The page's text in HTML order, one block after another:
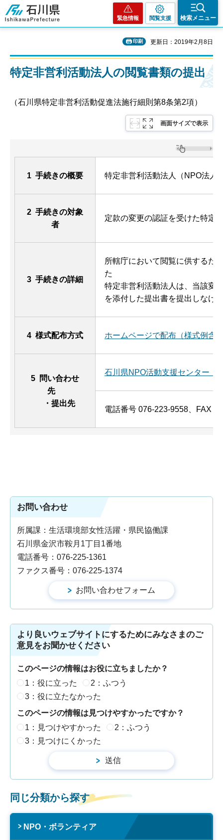
石川県
緊急情報 閲覧支援 検索メニュー
印刷 更新日：2019年2月8日
特定非営利活動法人の閲覧書類の提出
（石川県特定非営利活動促進法施行細則第8条第2項）
画面サイズで表示
1 手続きの概要 特定非営利活動法人（NPO法人
2 手続きの対象
者
定款の変更の認証を受けた特定
3 手続きの詳細
所轄庁において閲覧に供するた
た
特定非営利活動法人は、当該変
を添付した提出書を提出しなけ
4 様式配布方式 ホームページで配布（様式例含
5 問い合わせ
先
・提出先
石川県NPO活動支援センター（
電話番号 076-223-9558、FAX
お問い合わせ
所属課：生活環境部女性活躍・県民協働課
石川県金沢市鞍月1丁目1番地
電話番号：076-225-1361
ファクス番号：076-225-1374
より良いウェブサイトにするためにみなさまのご
意見をお聞かせください
このページの情報はお役に立ちましたか？
1：役に立った
2：ふつう
3：役に立たなかった
このページの情報は見つけやすかったですか？
1：見つけやすかった
2：ふつう
3：見つけにくかった
同じ分類から探す
NPO・ボランティア